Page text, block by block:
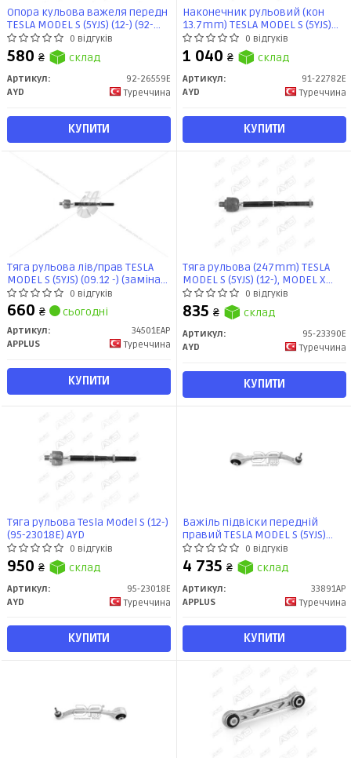
Опора кульова важеля передн
TESLA MODEL S (5YJS) (12-) (92-
26559E) AYD 0 відгуків
580 ₴ склад
Артикул:
92-26559E
AYD
Туреччина
КУПИТИ
Наконечник рульовий (кон
13.7mm) TESLA MODEL S (5YJS)
(12-), X (5YJX) (13-) (91-22782E)
AYD
0 відгуків
1 040 ₴ склад
Артикул:
91-22782E
AYD
Туреччина
КУПИТИ
Тяга рульова лiв/прав TESLA
MODEL S (5YJS) (09.12 -) (заміна
для 34129AP) (34501EAP) APPLUS
0 відгуків
660 ₴ сьогодні
Артикул:
34501EAP
APPLUS
Туреччина
КУПИТИ
Тяга рульова (247mm) TESLA
MODEL S (5YJS) (12-), MODEL X
(5YJX) (13-) (95-23390E) AYD
0 відгуків
835 ₴ склад
Артикул:
95-23390E
AYD
Туреччина
КУПИТИ
Тяга рульова Tesla Model S (12-)
(95-23018E) AYD
0 відгуків
950 ₴ склад
Артикул:
95-23018E
AYD
Туреччина
КУПИТИ
Важіль підвіски передній
правий TESLA MODEL S (5YJS)
(09.12 -) (33891AP) APPLUS
0 відгуків
4 735 ₴ склад
Артикул:
33891AP
APPLUS
Туреччина
КУПИТИ